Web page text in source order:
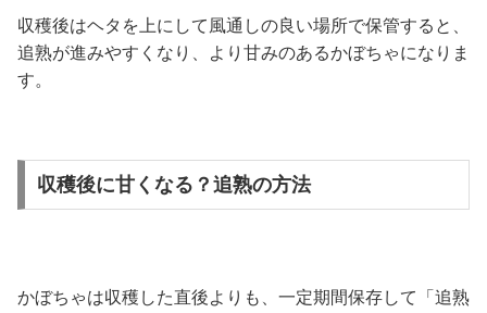
収穫後はヘタを上にして風通しの良い場所で保管すると、
追熟が進みやすくなり、より甘みのあるかぼちゃになりま
す。
収穫後に甘くなる？追熟の方法
かぼちゃは収穫した直後よりも、一定期間保存して「追熟